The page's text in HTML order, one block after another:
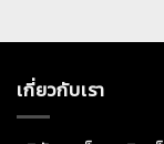
เกี่ยวกับเรา